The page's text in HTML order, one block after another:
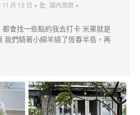
月 13 日 • 國內旅遊 •
都會找一些點約我去打卡 米果就是
我們騎著小綿羊繞了恆春半島，再